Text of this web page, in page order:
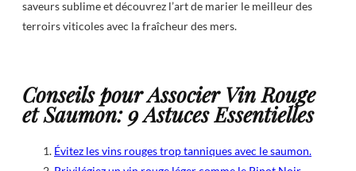
saveurs sublime et découvrez l’art de marier le meilleur des
terroirs viticoles avec la fraîcheur des mers.
Conseils pour Associer Vin Rouge
et Saumon: 9 Astuces Essentielles
Évitez les vins rouges trop tanniques avec le saumon.